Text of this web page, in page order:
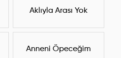
Aklıyla Arası Yok
Anneni Öpeceğim